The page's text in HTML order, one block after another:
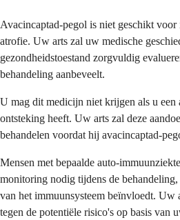
Avacincaptad-pegol is niet geschikt voor
atrofie. Uw arts zal uw medische
gezondheidstoestand zorgvuldig
behandeling aanbeveelt.
U mag dit medicijn niet krijgen als u een
ontsteking heeft. Uw arts zal deze
behandelen voordat hij avacincaptad-
Mensen met bepaalde auto-
monitoring nodig tijdens de
van het immuunsysteem beïnvloedt. Uw
tegen de potentiële risico's op basis van